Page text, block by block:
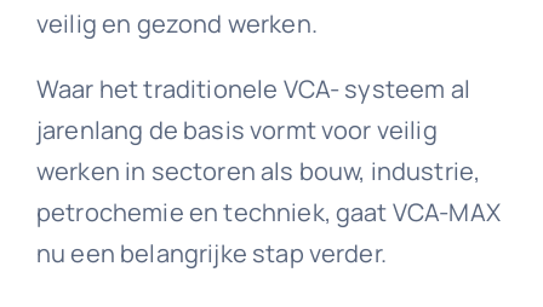
veilig en gezond werken.
Waar het traditionele VCA- systeem al
jarenlang de basis vormt voor veilig
werken in sectoren als bouw, industrie,
petrochemie en techniek, gaat VCA-MAX
nu een belangrijke stap verder.